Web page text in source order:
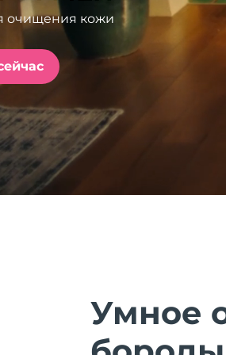
очищения кожи
Умное
Set
Panel